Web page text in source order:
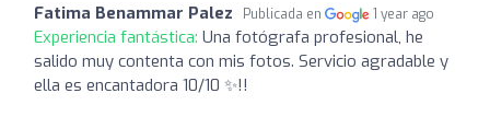
Fatima Benammar Palez Publicada en 1 year ago
Experiencia fantástica: Una fotógrafa profesional, he
salido muy contenta con mis fotos. Servicio agradable y
ella es encantadora 10/10 ✨!!